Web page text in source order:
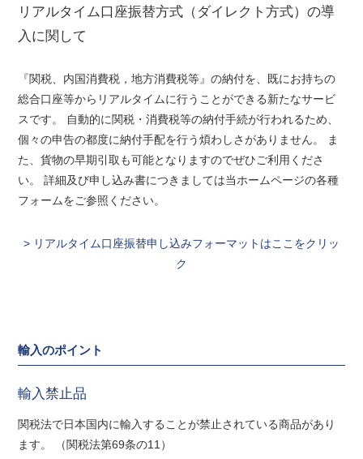
リアルタイム口座振替方式（ダイレクト方式）の導
入に関して
『関税、内国消費税，地方消費税等』の納付を、既にお持ちの
総合口座等からリアルタイムに行うことができる新たなサービ
スです。 自動的に関税・消費税等の納付手続が行われるため、
個々の申告の都度に納付手配を行う煩わしさがありません。 ま
た、貨物の早期引取も可能となりますのでぜひご利用くださ
い。 詳細及び申し込み書につきましては当ホームページの各種
フォームをご参照ください。
> リアルタイム口座振替申し込みフォーマットはここをクリッ
ク
輸入のポイント
輸入禁止品
関税法で日本国内に輸入することが禁止されている商品があり
ます。 （関税法第69条の11）